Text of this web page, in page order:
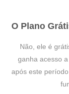
O Plano
Não, ele é
ganha acesso
após este